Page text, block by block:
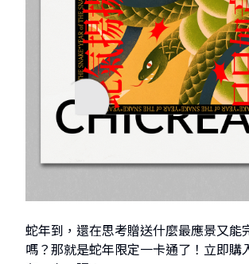
蛇年到，還在思考贈送什麼最應景又能
嗎？那就是蛇年限定一卡通了！立即購